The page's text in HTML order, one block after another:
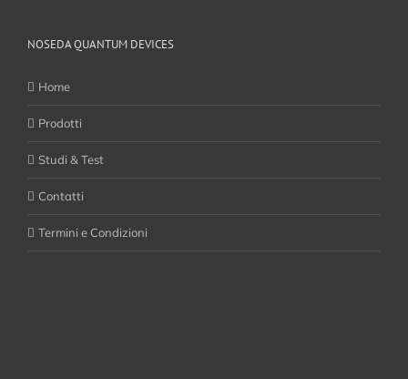
NOSEDA QUANTUM DEVICES
Home
Prodotti
Studi & Test
Contatti
Termini e Condizioni